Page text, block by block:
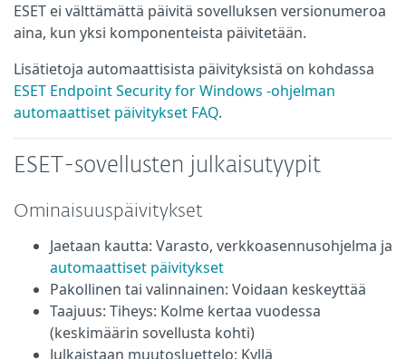
ESET ei välttämättä päivitä sovelluksen versionumeroa
aina, kun yksi komponenteista päivitetään.
Lisätietoja automaattisista päivityksistä on kohdassa
ESET Endpoint Security for Windows -ohjelman
automaattiset päivitykset FAQ.
ESET-sovellusten julkaisutyypit
Ominaisuuspäivitykset
Jaetaan kautta: Varasto, verkkoasennusohjelma ja
automaattiset päivitykset
Pakollinen tai valinnainen: Voidaan keskeyttää
Taajuus: Tiheys: Kolme kertaa vuodessa
(keskimäärin sovellusta kohti)
Julkaistaan muutosluettelo: Kyllä